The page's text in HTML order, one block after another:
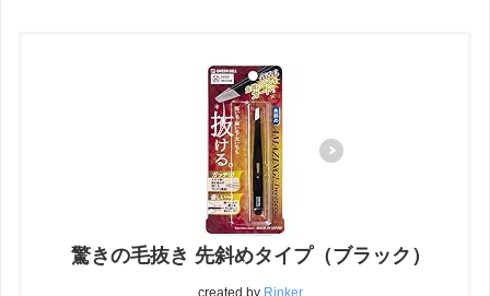
驚きの毛抜き 先斜めタイプ（ブラック）
created by Rinker